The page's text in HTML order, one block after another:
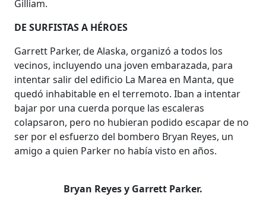
Gilliam.
DE SURFISTAS A HÉROES
Garrett Parker, de Alaska, organizó a todos los
vecinos, incluyendo una joven embarazada, para
intentar salir del edificio La Marea en Manta, que
quedó inhabitable en el terremoto. Iban a intentar
bajar por una cuerda porque las escaleras
colapsaron, pero no hubieran podido escapar de no
ser por el esfuerzo del bombero Bryan Reyes, un
amigo a quien Parker no había visto en años.
Bryan Reyes y Garrett Parker.